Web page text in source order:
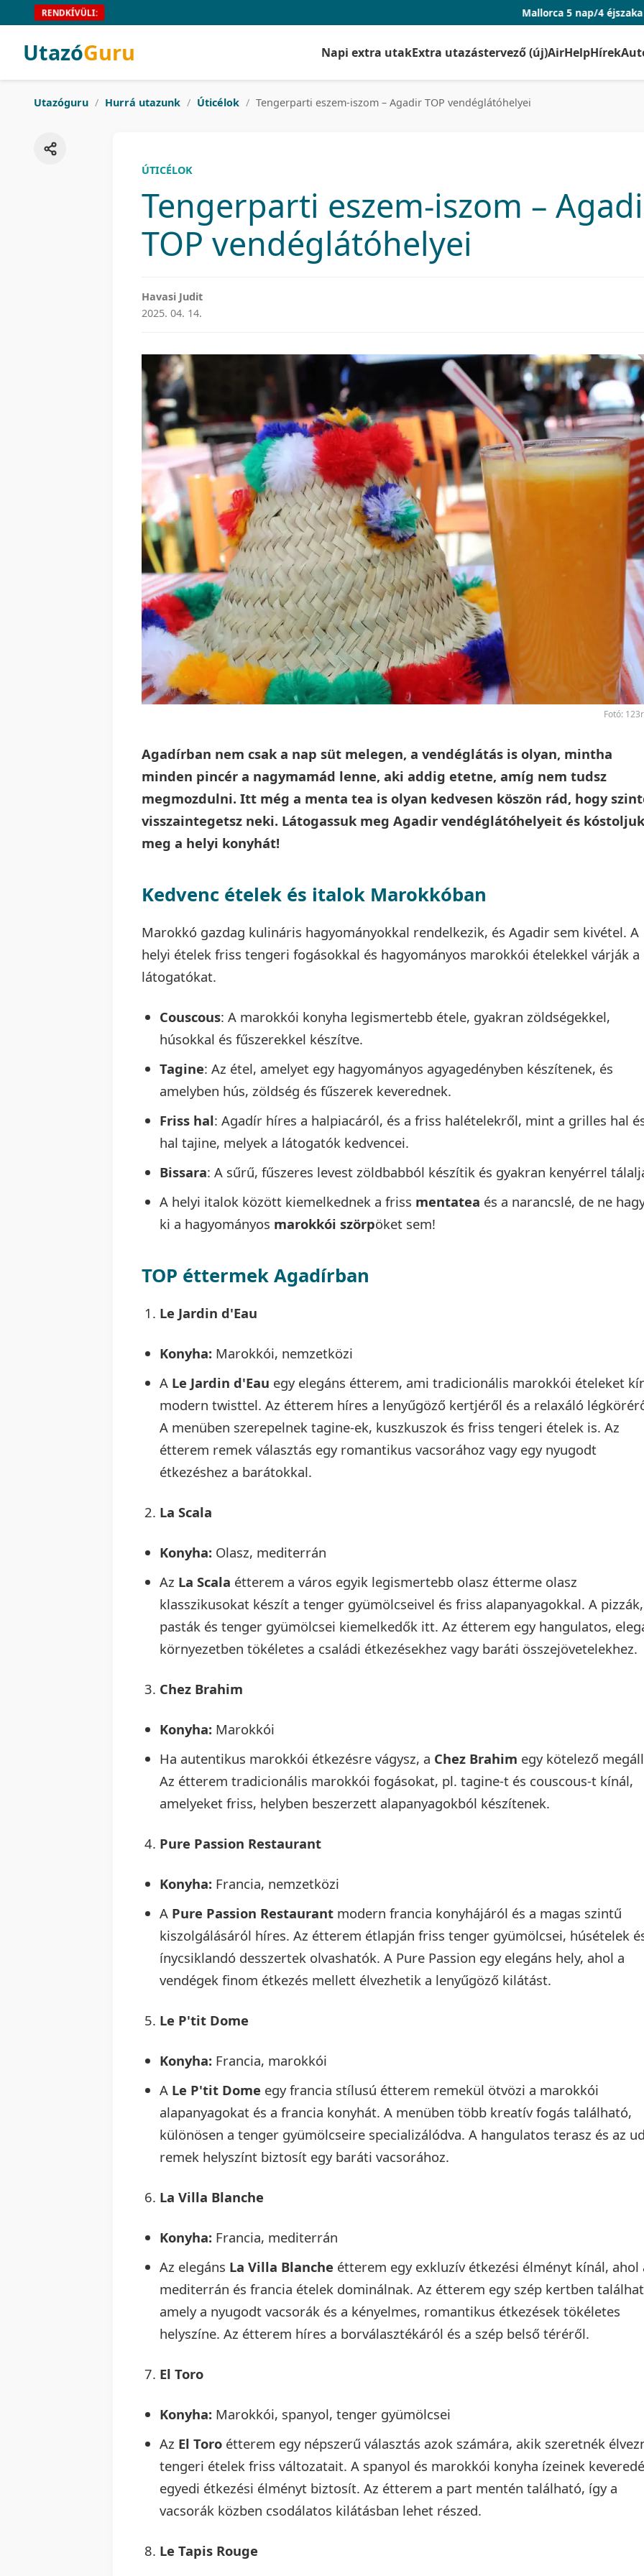
RENDKÍVÜLI: Mallorca 5 nap/4 éjszaka repjeggyel és
UtazóGuru Napi extra utakExtra utazástervező (új)AirHelpHírek
Utazóguru / Hurrá utazunk / Úticélok / Tengerparti eszem-iszom – Agadir TOP vendéglátóhelyei
ÚTICÉLOK
Tengerparti eszem-iszom –
TOP vendéglátóhelyei
Havasi Judit
2025. 04. 14.
Fotó:
Agadírban nem csak a nap süt melegen, a vendéglátás is olyan, mintha
minden pincér a nagymamád lenne, aki addig etetne, amíg nem tudsz
megmozdulni. Itt még a menta tea is olyan kedvesen köszön rád, hogy
visszaintegetsz neki. Látogassuk meg Agadir vendéglátóhelyeit és kóstoljuk
meg a helyi konyhát!
Kedvenc ételek és italok Marokkóban
Marokkó gazdag kulináris hagyományokkal rendelkezik, és Agadir sem kivétel. A
helyi ételek friss tengeri fogásokkal és hagyományos marokkói ételekkel várják a
látogatókat.
Couscous: A marokkói konyha legismertebb étele, gyakran zöldségekkel,
húsokkal és fűszerekkel készítve.
Tagine: Az étel, amelyet egy hagyományos agyagedényben készítenek, és
amelyben hús, zöldség és fűszerek keverednek.
Friss hal: Agadír híres a halpiacáról, és a friss halételekről, mint a grilles hal
hal tajine, melyek a látogatók kedvencei.
Bissara: A sűrű, fűszeres levest zöldbabból készítik és gyakran kenyérrel
A helyi italok között kiemelkednek a friss mentatea és a narancslé, de ne
ki a hagyományos marokkói szörpöket sem!
TOP éttermek Agadírban
Le Jardin d'Eau
Konyha: Marokkói, nemzetközi
A Le Jardin d'Eau egy elegáns étterem, ami tradicionális marokkói ételeket
modern twisttel. Az étterem híres a lenyűgöző kertjéről és a relaxáló
A menüben szerepelnek tagine-ek, kuszkuszok és friss tengeri ételek is. Az
étterem remek választás egy romantikus vacsorához vagy egy nyugodt
étkezéshez a barátokkal.
La Scala
Konyha: Olasz, mediterrán
Az La Scala étterem a város egyik legismertebb olasz étterme olasz
klasszikusokat készít a tenger gyümölcseivel és friss alapanyagokkal. A pizzák,
pasták és tenger gyümölcsei kiemelkedők itt. Az étterem egy hangulatos,
környezetben tökéletes a családi étkezésekhez vagy baráti összejövetelekhez.
Chez Brahim
Konyha: Marokkói
Ha autentikus marokkói étkezésre vágysz, a Chez Brahim egy kötelező
Az étterem tradicionális marokkói fogásokat, pl. tagine-t és couscous-t kínál,
amelyeket friss, helyben beszerzett alapanyagokból készítenek.
Pure Passion Restaurant
Konyha: Francia, nemzetközi
A Pure Passion Restaurant modern francia konyhájáról és a magas szintű
kiszolgálásáról híres. Az étterem étlapján friss tenger gyümölcsei, húsételek
ínycsiklandó desszertek olvashatók. A Pure Passion egy elegáns hely, ahol a
vendégek finom étkezés mellett élvezhetik a lenyűgöző kilátást.
Le P'tit Dome
Konyha: Francia, marokkói
A Le P'tit Dome egy francia stílusú étterem remekül ötvözi a marokkói
alapanyagokat és a francia konyhát. A menüben több kreatív fogás található,
különösen a tenger gyümölcseire specializálódva. A hangulatos terasz és az
remek helyszínt biztosít egy baráti vacsorához.
La Villa Blanche
Konyha: Francia, mediterrán
Az elegáns La Villa Blanche étterem egy exkluzív étkezési élményt kínál, ahol
mediterrán és francia ételek dominálnak. Az étterem egy szép kertben
amely a nyugodt vacsorák és a kényelmes, romantikus étkezések tökéletes
helyszíne. Az étterem híres a borválasztékáról és a szép belső téréről.
El Toro
Konyha: Marokkói, spanyol, tenger gyümölcsei
Az El Toro étterem egy népszerű választás azok számára, akik szeretnék
tengeri ételek friss változatait. A spanyol és marokkói konyha ízeinek
egyedi étkezési élményt biztosít. Az étterem a part mentén található, így a
vacsorák közben csodálatos kilátásban lehet részed.
Le Tapis Rouge